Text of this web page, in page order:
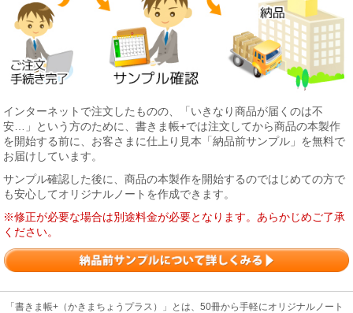
インターネットで注文したものの、「いきなり商品が届くのは不
安…」という方のために、書きま帳+では注文してから商品の本製作
を開始する前に、お客さまに仕上り見本「納品前サンプル」を無料で
お届けしています。
サンプル確認した後に、商品の本製作を開始するのではじめての方で
も安心してオリジナルノートを作成できます。
※修正が必要な場合は別途料金が必要となります。あらかじめご了承
ください。
「書きま帳+（かきまちょうプラス）」とは、50冊から手軽にオリジナルノート